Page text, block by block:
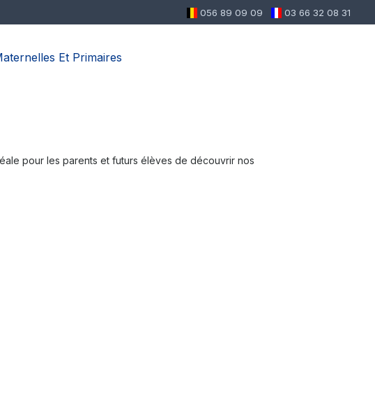
056 89 09 09 03 66 32 08 31
Et Primaires
pour les parents et futurs élèves de découvrir nos